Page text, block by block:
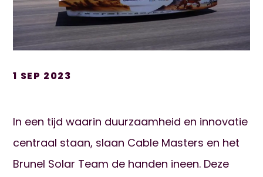
1 SEP 2023
In een tijd waarin duurzaamheid en innovatie
centraal staan, slaan Cable Masters en het
Brunel Solar Team de handen ineen. Deze